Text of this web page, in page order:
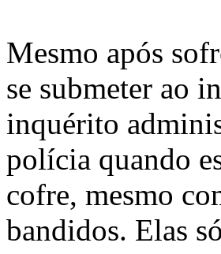
Mesmo após
se submeter ao
inquérito
polícia quando
cofre, mesmo
bandidos. Elas